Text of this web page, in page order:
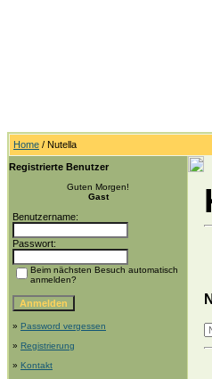
Home / Nutella
Registrierte Benutzer
Guten Morgen!
Gast
Benutzername:
Passwort:
Beim nächsten Besuch automatisch
anmelden?
» Password vergessen
» Registrierung
» Kontakt